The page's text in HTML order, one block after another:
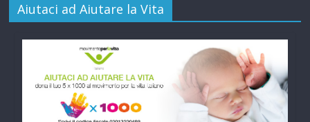
Aiutaci ad Aiutare la Vita